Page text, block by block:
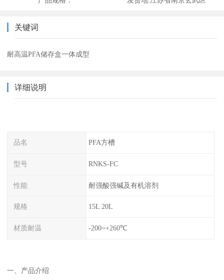
关键词
耐高温PFA储存盒一体成型
详细说明
品名 PFA方槽
型号 RNKS-FC
性能 耐强酸强碱及有机溶剂
规格 15L 20L
材质耐温 -200~+260℃
一、产品介绍